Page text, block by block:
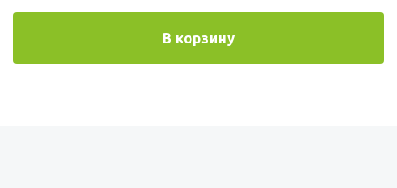
В корзину